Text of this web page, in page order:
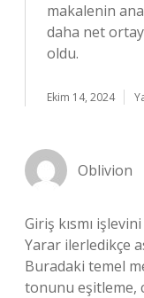
makalenin
daha net
oldu.
Ekim 14, 2024
Oblivion
Giriş kısmı
Yarar ilerledikçe
Buradaki temel
tonunu eşitleme,